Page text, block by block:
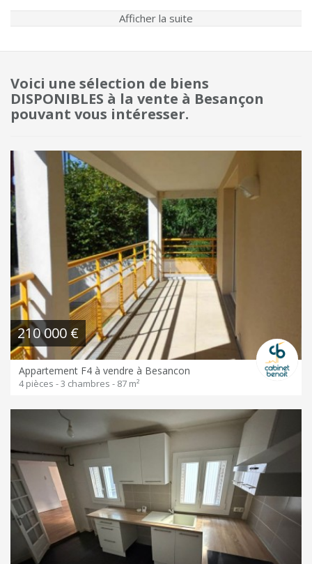
Afficher la suite
Voici une sélection de biens
DISPONIBLES à la vente à Besançon
pouvant vous intéresser.
210 000 €
Appartement F4 à vendre à Besancon
4 pièces - 3 chambres - 87 m²